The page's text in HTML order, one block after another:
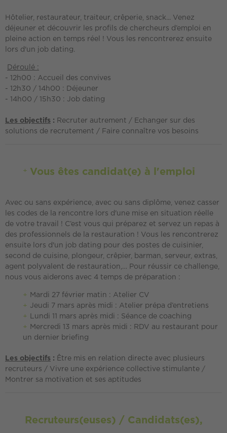
Hôtelier, restaurateur, traiteur, crêperie, snack... Venez
déjeuner et découvrir les profils de chercheurs d’emploi en
pleine action en temps réel ! Vous les rencontrerez ensuite
lors d'un job dating.
Déroulé :
- 12h00 : Accueil des convives
- 12h30 / 14h00 : Déjeuner
- 14h00 / 15h30 : Job dating
Les objectifs : Recruter autrement / Echanger sur des
solutions de recrutement / Faire connaître vos besoins
Vous êtes candidat(e) à l'emploi
Avec ou sans expérience, avec ou sans diplôme, venez casser
les codes de la rencontre lors d'une mise en situation réelle
de votre travail ! C’est vous qui préparez et servez un repas à
des professionnels de la restauration ! Vous les rencontrerez
ensuite lors d'un job dating pour des postes de cuisinier,
second de cuisine, plongeur, crêpier, barman, serveur, extras,
agent polyvalent de restauration,… Pour réussir ce challenge,
nous vous aiderons avec 4 temps de préparation :
Mardi 27 février matin : Atelier CV
Jeudi 7 mars après midi : Atelier prépa d’entretiens
Lundi 11 mars après midi : Séance de coaching
Mercredi 13 mars après midi : RDV au restaurant pour
un dernier briefing
Les objectifs : Être mis en relation directe avec plusieurs
recruteurs / Vivre une expérience collective stimulante /
Montrer sa motivation et ses aptitudes
Recruteurs(euses) / Candidats(es),